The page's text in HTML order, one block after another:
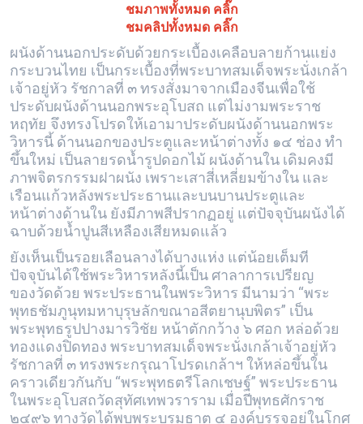
ชมภาพทั้งหมด คลิ๊ก
ชมคลิปทั้งหมด คลิ๊ก
ผนังด้านนอกประดับด้วยกระเบื้องเคลือบลายก้านแย่ง
กระบวนไทย เป็นกระเบื้องที่พระบาทสมเด็จพระนั่งเกล้า
เจ้าอยู่หัว รัชกาลที่ ๓ ทรงสั่งมาจากเมืองจีนเพื่อใช้
ประดับผนังด้านนอกพระอุโบสถ แต่ไม่งามพระราช
หฤทัย จึงทรงโปรดให้เอามาประดับผนังด้านนอกพระ
วิหารนี้ ด้านนอกของประตูและหน้าต่างทั้ง ๑๔ ช่อง ทำ
ขึ้นใหม่ เป็นลายรดน้ำรูปดอกไม้ ผนังด้านใน เดิมคงมี
ภาพจิตรกรรมฝาผนัง เพราะเสาสี่เหลี่ยมข้างใน และ
เรือนแก้วหลังพระประธานและบนบานประตูและ
หน้าต่างด้านใน ยังมีภาพสีปรากฏอยู่ แต่ปัจจุบันผนังได้
ฉาบด้วยน้ำปูนสีเหลืองเสียหมดแล้ว
ยังเห็นเป็นรอยเลือนลางได้บางแห่ง แต่น้อยเต็มที
ปัจจุบันได้ใช้พระวิหารหลังนี้เป็น ศาลาการเปรียญ
ของวัดด้วย พระประธานในพระวิหาร มีนามว่า “พระ
พุทธชัมภูนุทมหาบุรุษลักขณาอสีตยานุบพิตร” เป็น
พระพุทธรูปปางมารวิชัย หน้าตักกว้าง ๖ ศอก หล่อด้วย
ทองแดงปิดทอง พระบาทสมเด็จพระนั่งเกล้าเจ้าอยู่หัว
รัชกาลที่ ๓ ทรงพระกรุณาโปรดเกล้าฯ ให้หล่อขึ้นใน
คราวเดียวกันกับ “พระพุทธตรีโลกเชษฐ์” พระประธาน
ในพระอุโบสถวัดสุทัศเทพวราราม เมื่อปีพุทธศักราช
๒๔๙๖ ทางวัดได้พบพระบรมธาตุ ๔ องค์บรรจุอยู่ในโกศ